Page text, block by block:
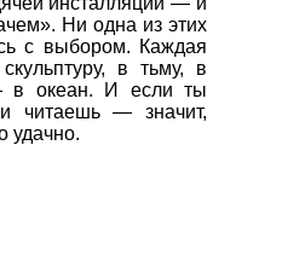
Ни одна из этих
с выбором. Каждая
в тьму, в
в океан. И если ты
читаешь — значит,
удачно.